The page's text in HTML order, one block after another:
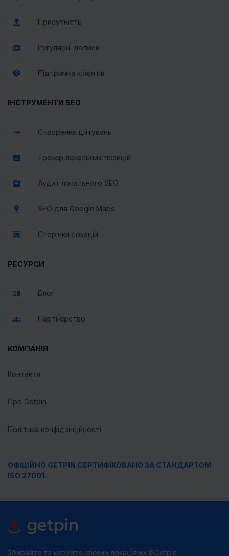
Присутність
Регулярні дописи
Підтримка клієнтів
ІНСТРУМЕНТИ SEO
Створення цитувань
Трекер локальних позицій
Аудит локального SEO
SEO для Google Maps
Сторінки локацій
РЕСУРСИ
Блог
Партнерство
КОМПАНІЯ
Контакти
Про Getpin
Політика конфіденційності
ОФІЦІЙНО GETPIN СЕРТИФІКОВАНО ЗА СТАНДАРТОМ
ISO 27001.
Збирайте та керуйте своїми локаціями ©Getpin